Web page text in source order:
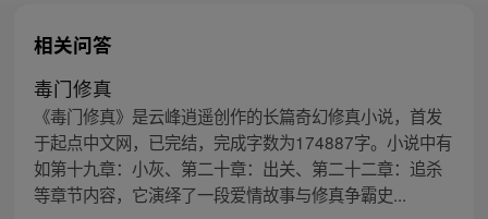
相关问答
毒门修真
《毒门修真》是云峰逍遥创作的长篇奇幻修真小说，首发
于起点中文网，已完结，完成字数为174887字。小说中有
如第十九章：小灰、第二十章：出关、第二十二章：追杀
等章节内容，它演绎了一段爱情故事与修真争霸史...